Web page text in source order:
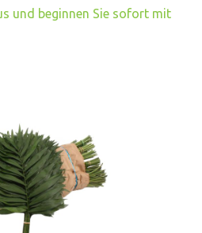
und beginnen Sie sofort mit